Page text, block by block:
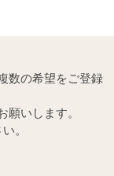
数の希望をご登録
いします。
。